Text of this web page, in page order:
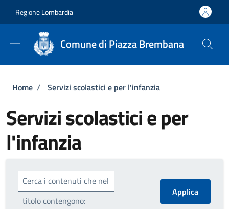
Regione Lombardia
Comune di Piazza Brembana
Briciole di pane
Home / Servizi scolastici e per l'infanzia
Servizi scolastici e per
l'infanzia
Cerca i contenuti che nel
titolo contengono: